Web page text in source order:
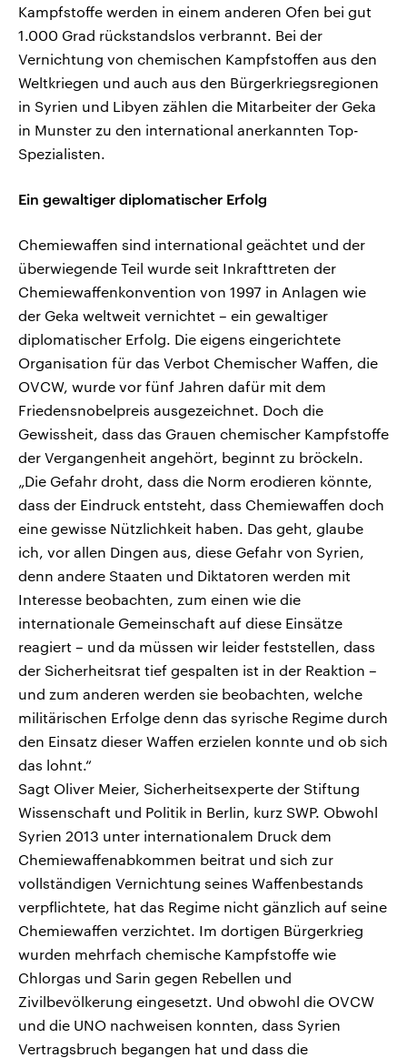
Kampfstoffe werden in einem anderen Ofen bei gut
1.000 Grad rückstandslos verbrannt. Bei der
Vernichtung von chemischen Kampfstoffen aus den
Weltkriegen und auch aus den Bürgerkriegsregionen
in Syrien und Libyen zählen die Mitarbeiter der Geka
in Munster zu den international anerkannten Top-
Spezialisten.
Ein gewaltiger diplomatischer Erfolg
Chemiewaffen sind international geächtet und der
überwiegende Teil wurde seit Inkrafttreten der
Chemiewaffenkonvention von 1997 in Anlagen wie
der Geka weltweit vernichtet – ein gewaltiger
diplomatischer Erfolg. Die eigens eingerichtete
Organisation für das Verbot Chemischer Waffen, die
OVCW, wurde vor fünf Jahren dafür mit dem
Friedensnobelpreis ausgezeichnet. Doch die
Gewissheit, dass das Grauen chemischer Kampfstoffe
der Vergangenheit angehört, beginnt zu bröckeln.
„Die Gefahr droht, dass die Norm erodieren könnte,
dass der Eindruck entsteht, dass Chemiewaffen doch
eine gewisse Nützlichkeit haben. Das geht, glaube
ich, vor allen Dingen aus, diese Gefahr von Syrien,
denn andere Staaten und Diktatoren werden mit
Interesse beobachten, zum einen wie die
internationale Gemeinschaft auf diese Einsätze
reagiert – und da müssen wir leider feststellen, dass
der Sicherheitsrat tief gespalten ist in der Reaktion –
und zum anderen werden sie beobachten, welche
militärischen Erfolge denn das syrische Regime durch
den Einsatz dieser Waffen erzielen konnte und ob sich
das lohnt.“
Sagt Oliver Meier, Sicherheitsexperte der Stiftung
Wissenschaft und Politik in Berlin, kurz SWP. Obwohl
Syrien 2013 unter internationalem Druck dem
Chemiewaffenabkommen beitrat und sich zur
vollständigen Vernichtung seines Waffenbestands
verpflichtete, hat das Regime nicht gänzlich auf seine
Chemiewaffen verzichtet. Im dortigen Bürgerkrieg
wurden mehrfach chemische Kampfstoffe wie
Chlorgas und Sarin gegen Rebellen und
Zivilbevölkerung eingesetzt. Und obwohl die OVCW
und die UNO nachweisen konnten, dass Syrien
Vertragsbruch begangen hat und dass die